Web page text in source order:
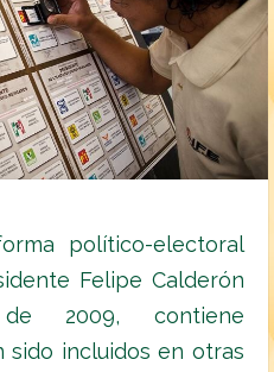
político-electoral
Felipe Calderón
2009, contiene
sido incluidos en otras